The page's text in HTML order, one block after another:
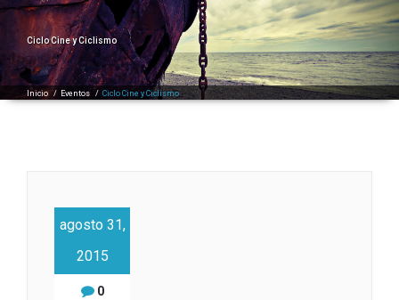
Ciclo Cine y Ciclismo
Inicio / Eventos / Ciclo Cine y Ciclismo
agosto 31,
2015
0